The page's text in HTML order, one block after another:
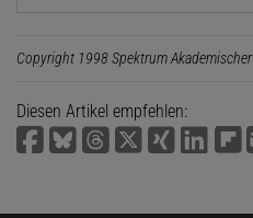
Copyright 1998 Spektrum
Diesen Artikel empfehlen: